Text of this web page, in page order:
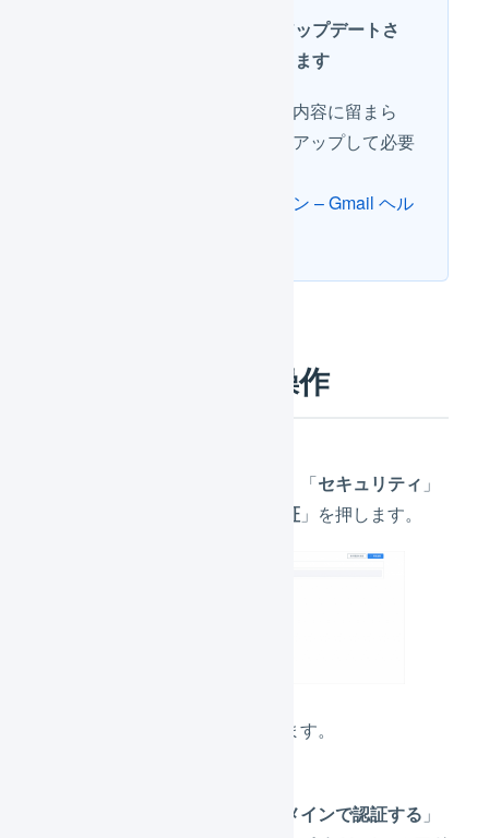
ガイドラインは随時アップデートさ
れている可能性があります
このヘルプページに記載の内容に留まら
ず、最新の情報をキャッチアップして必要
メール送信者のガイドライン – Gmail ヘル
LOGILESSでの操作
」を押し、「セキュリティ 」
メール送信者認証 」を押します。
」を押します。
ドメインで認証する 」